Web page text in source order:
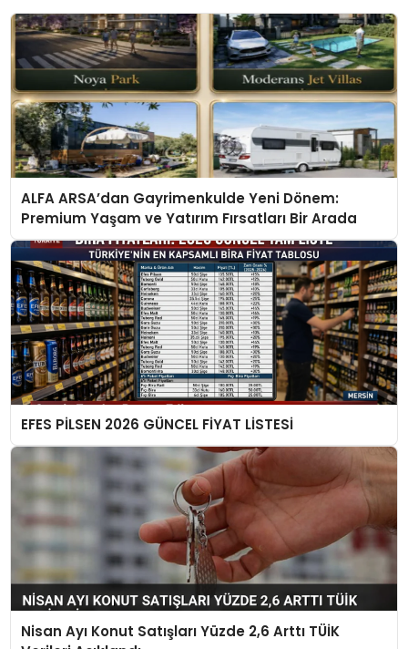
ALFA ARSA’dan Gayrimenkulde Yeni Dönem:
Premium Yaşam ve Yatırım Fırsatları Bir Arada
EFES PİLSEN 2026 GÜNCEL FİYAT LİSTESİ
Nisan Ayı Konut Satışları Yüzde 2,6 Arttı TÜİK